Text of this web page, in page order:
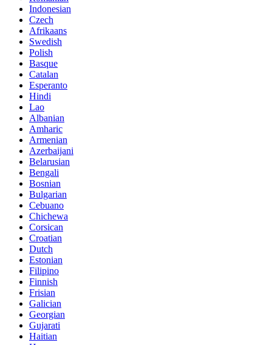
Indonesian
Czech
Afrikaans
Swedish
Polish
Basque
Catalan
Esperanto
Hindi
Lao
Albanian
Amharic
Armenian
Azerbaijani
Belarusian
Bengali
Bosnian
Bulgarian
Cebuano
Chichewa
Corsican
Croatian
Dutch
Estonian
Filipino
Finnish
Frisian
Galician
Georgian
Gujarati
Haitian